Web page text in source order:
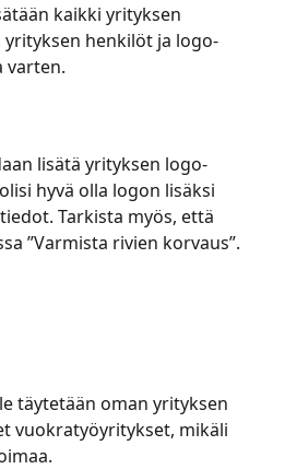
kaikki yrityksen
henkilöt ja logo-
varten.
lisätä yrityksen logo-
hyvä olla logon lisäksi
Tarkista myös, että
”Varmista rivien korvaus”.
täytetään oman yrityksen
vuokratyöyritykset, mikäli